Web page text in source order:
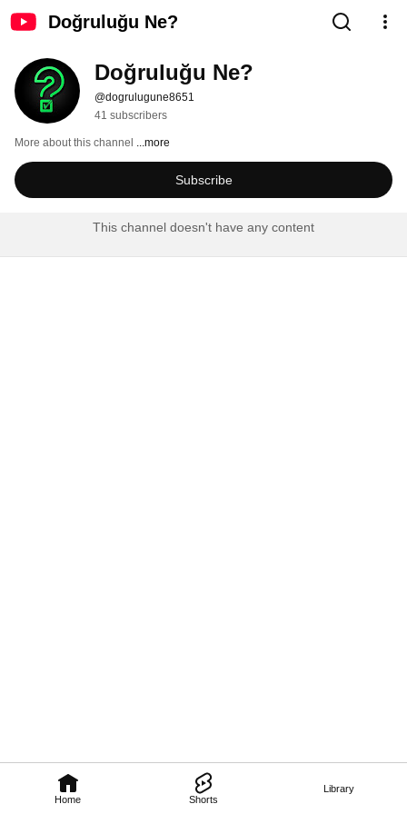
Doğruluğu Ne?
Home Shorts
Library
Doğruluğu Ne?
@dogrulugune8651
41 subscribers
More about this channel ...more
Subscribe
This channel doesn't have any content